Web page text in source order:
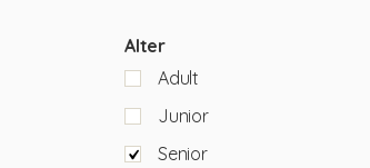
Alter
Adult
Junior
Senior